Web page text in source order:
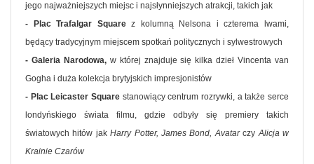
jego najważniejszych miejsc i najsłynniejszych atrakcji, takich jak
- Plac Trafalgar Squarez kolumną Nelsona i czterema lwami,
będący tradycyjnym miejscem spotkań politycznych i sylwestrowych
- Galeria Narodowa, w której znajduje się kilka dzieł Vincenta van
Gogha i duża kolekcja brytyjskich impresjonistów
- Plac Leicaster Square stanowiący centrum rozrywki, a także serce
londyńskiego świata filmu, gdzie odbyły się premiery takich
światowych hitów jakHarry Potter, James Bond, AvatarczyAlicja w
Krainie Czarów